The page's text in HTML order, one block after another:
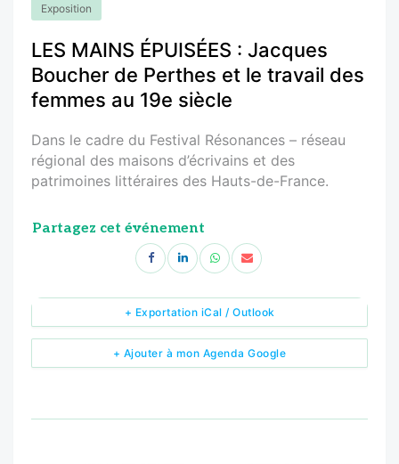
Exposition
LES MAINS ÉPUISÉES : Jacques
Boucher de Perthes et le travail des
femmes au 19e siècle
Dans le cadre du Festival Résonances – réseau
régional des maisons d’écrivains et des
patrimoines littéraires des Hauts-de-France.
Partagez cet événement
+ Ajouter à mon Agenda Google
+ Exportation iCal / Outlook